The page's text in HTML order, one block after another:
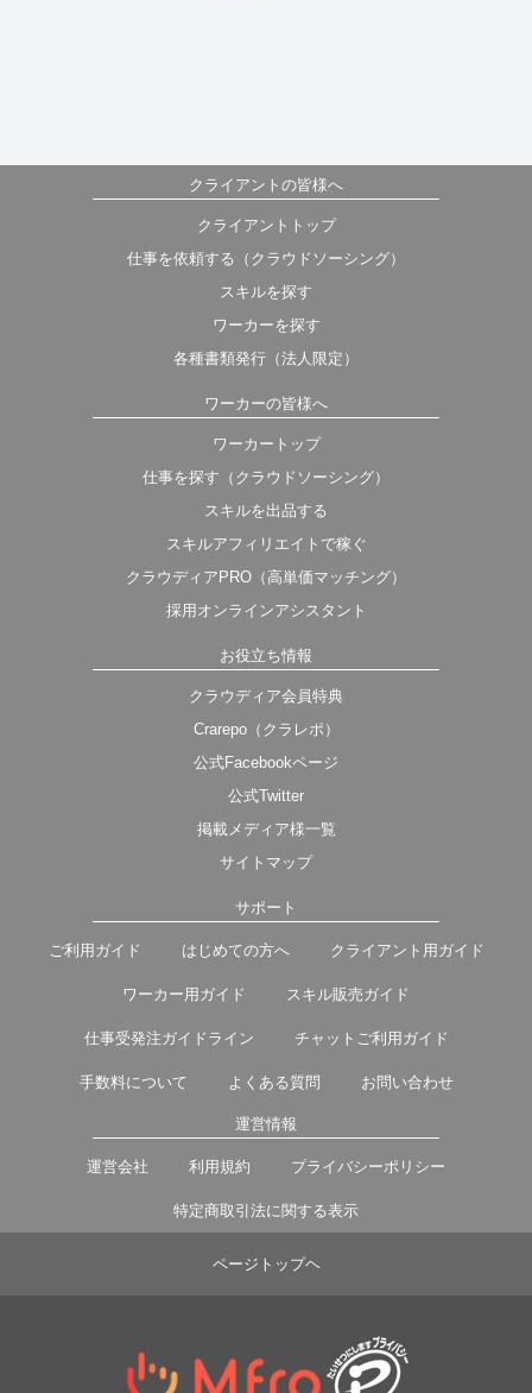
クライアントの皆様へ
クライアントトップ
仕事を依頼する（クラウドソーシング）
スキルを探す
ワーカーを探す
各種書類発行（法人限定）
ワーカーの皆様へ
ワーカートップ
仕事を探す（クラウドソーシング）
スキルを出品する
スキルアフィリエイトで稼ぐ
クラウディアPRO（高単価マッチング）
採用オンラインアシスタント
お役立ち情報
クラウディア会員特典
Crarepo（クラレポ）
公式Facebookページ
公式Twitter
掲載メディア様一覧
サイトマップ
サポート
ご利用ガイド はじめての方へ クライアント用ガイド
ワーカー用ガイド スキル販売ガイド
仕事受発注ガイドライン チャットご利用ガイド
手数料について よくある質問 お問い合わせ
運営情報
運営会社 利用規約 プライバシーポリシー
特定商取引法に関する表示
ページトップヘ